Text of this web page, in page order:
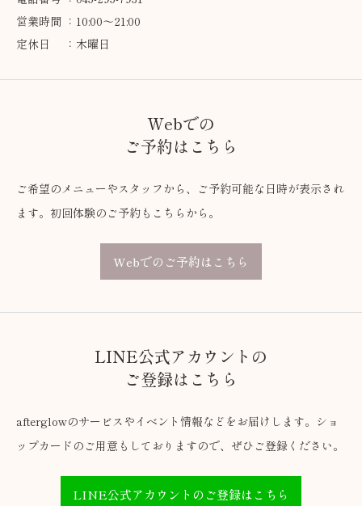
営業時間 ：10:00～21:00
定休日 ：木曜日
Webでの
ご予約はこちら
ご希望のメニューやスタッフから、ご予約可能な日時が表示され
ます。初回体験のご予約もこちらから。
Webでのご予約はこちら
LINE公式アカウントの
ご登録はこちら
afterglowのサービスやイベント情報などをお届けします。ショ
ップカードのご用意もしておりますので、ぜひご登録ください。
LINE公式アカウントのご登録はこちら